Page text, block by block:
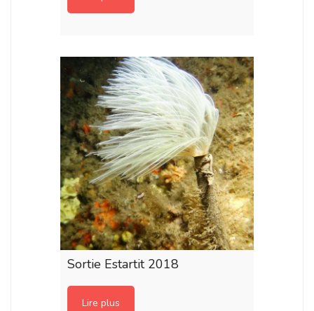
Sortie Estartit 2018
Lire plus